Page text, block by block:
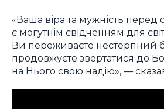
«Ваша віра та мужність
є могутнім свідченням для
Ви переживаєте нестерпний
продовжуєте звертатися до
на Нього свою надію», —